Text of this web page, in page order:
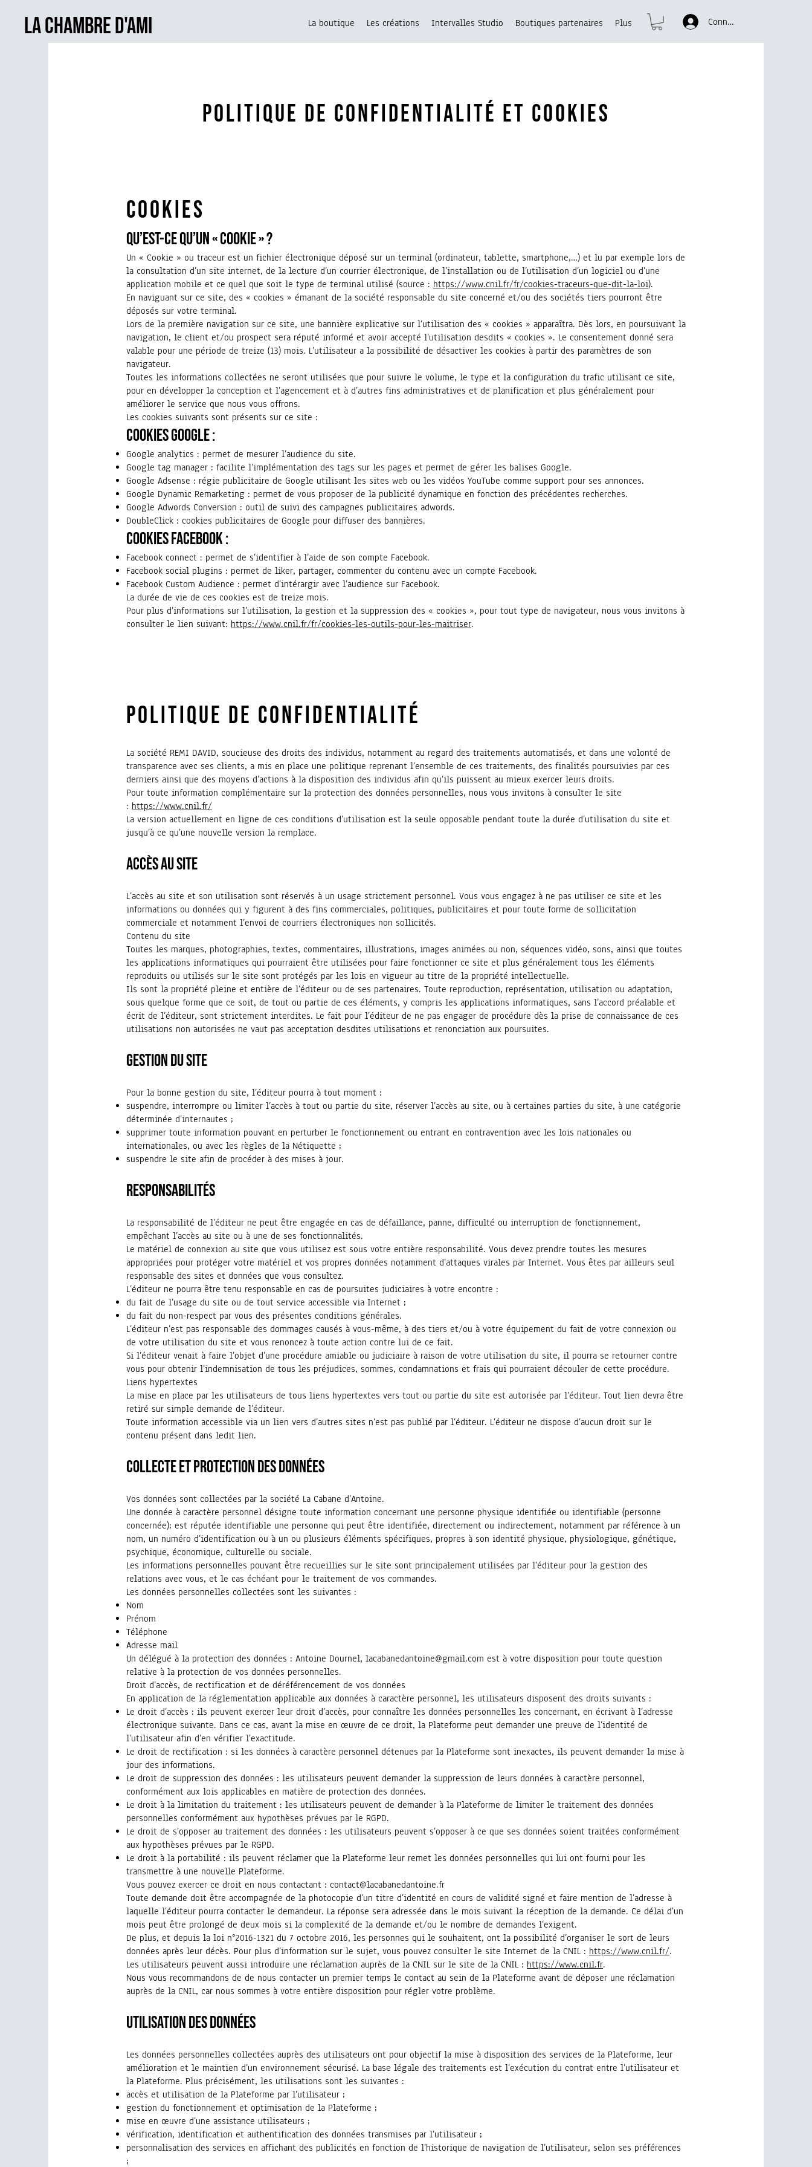
LA CHAMBRE D'AMI La boutique Les créations Intervalles Studio Boutiques partenaires Plus Connexion
POLITIQUE DE CONFIDENTIALITÉ et cookies
cookies
Qu’est-ce qu’un « cookie » ?
Un « Cookie » ou traceur est un fichier électronique déposé sur un terminal (ordinateur, tablette, smartphone,…) et lu par exemple lors de
la consultation d’un site internet, de la lecture d’un courrier électronique, de l’installation ou de l’utilisation d’un logiciel ou d’une
application mobile et ce quel que soit le type de terminal utilisé (source : https://www.cnil.fr/fr/cookies-traceurs-que-dit-la-loi).
En naviguant sur ce site, des « cookies » émanant de la société responsable du site concerné et/ou des sociétés tiers pourront être
déposés sur votre terminal.
Lors de la première navigation sur ce site, une bannière explicative sur l’utilisation des « cookies » apparaîtra. Dès lors, en poursuivant la
navigation, le client et/ou prospect sera réputé informé et avoir accepté l’utilisation desdits « cookies ». Le consentement donné sera
valable pour une période de treize (13) mois. L’utilisateur a la possibilité de désactiver les cookies à partir des paramètres de son
navigateur.
Toutes les informations collectées ne seront utilisées que pour suivre le volume, le type et la configuration du trafic utilisant ce site,
pour en développer la conception et l’agencement et à d’autres fins administratives et de planification et plus généralement pour
améliorer le service que nous vous offrons.
Les cookies suivants sont présents sur ce site :
Cookies Google :
Google analytics : permet de mesurer l’audience du site.
Google tag manager : facilite l’implémentation des tags sur les pages et permet de gérer les balises Google.
Google Adsense : régie publicitaire de Google utilisant les sites web ou les vidéos YouTube comme support pour ses annonces.
Google Dynamic Remarketing : permet de vous proposer de la publicité dynamique en fonction des précédentes recherches.
Google Adwords Conversion : outil de suivi des campagnes publicitaires adwords.
DoubleClick : cookies publicitaires de Google pour diffuser des bannières.
Cookies Facebook :
Facebook connect : permet de s’identifier à l’aide de son compte Facebook.
Facebook social plugins : permet de liker, partager, commenter du contenu avec un compte Facebook.
Facebook Custom Audience : permet d’intérargir avec l’audience sur Facebook.
La durée de vie de ces cookies est de treize mois.
Pour plus d’informations sur l’utilisation, la gestion et la suppression des « cookies », pour tout type de navigateur, nous vous invitons à
consulter le lien suivant: https://www.cnil.fr/fr/cookies-les-outils-pour-les-maitriser.
POLITIQUE DE CONFIDENTIALITÉ
La société REMI DAVID, soucieuse des droits des individus, notamment au regard des traitements automatisés, et dans une volonté de
transparence avec ses clients, a mis en place une politique reprenant l’ensemble de ces traitements, des finalités poursuivies par ces
derniers ainsi que des moyens d’actions à la disposition des individus afin qu’ils puissent au mieux exercer leurs droits.
Pour toute information complémentaire sur la protection des données personnelles, nous vous invitons à consulter le site
: https://www.cnil.fr/
La version actuellement en ligne de ces conditions d’utilisation est la seule opposable pendant toute la durée d’utilisation du site et
jusqu’à ce qu’une nouvelle version la remplace.
Accès au site
L’accès au site et son utilisation sont réservés à un usage strictement personnel. Vous vous engagez à ne pas utiliser ce site et les
informations ou données qui y figurent à des fins commerciales, politiques, publicitaires et pour toute forme de sollicitation
commerciale et notamment l’envoi de courriers électroniques non sollicités.
Contenu du site
Toutes les marques, photographies, textes, commentaires, illustrations, images animées ou non, séquences vidéo, sons, ainsi que toutes
les applications informatiques qui pourraient être utilisées pour faire fonctionner ce site et plus généralement tous les éléments
reproduits ou utilisés sur le site sont protégés par les lois en vigueur au titre de la propriété intellectuelle.
Ils sont la propriété pleine et entière de l’éditeur ou de ses partenaires. Toute reproduction, représentation, utilisation ou adaptation,
sous quelque forme que ce soit, de tout ou partie de ces éléments, y compris les applications informatiques, sans l’accord préalable et
écrit de l’éditeur, sont strictement interdites. Le fait pour l’éditeur de ne pas engager de procédure dès la prise de connaissance de ces
utilisations non autorisées ne vaut pas acceptation desdites utilisations et renonciation aux poursuites.
Gestion du site
Pour la bonne gestion du site, l’éditeur pourra à tout moment :
suspendre, interrompre ou limiter l’accès à tout ou partie du site, réserver l’accès au site, ou à certaines parties du site, à une catégorie
déterminée d’internautes ;
supprimer toute information pouvant en perturber le fonctionnement ou entrant en contravention avec les lois nationales ou
internationales, ou avec les règles de la Nétiquette ;
suspendre le site afin de procéder à des mises à jour.
Responsabilités
La responsabilité de l’éditeur ne peut être engagée en cas de défaillance, panne, difficulté ou interruption de fonctionnement,
empêchant l’accès au site ou à une de ses fonctionnalités.
Le matériel de connexion au site que vous utilisez est sous votre entière responsabilité. Vous devez prendre toutes les mesures
appropriées pour protéger votre matériel et vos propres données notamment d’attaques virales par Internet. Vous êtes par ailleurs seul
responsable des sites et données que vous consultez.
L’éditeur ne pourra être tenu responsable en cas de poursuites judiciaires à votre encontre :
du fait de l’usage du site ou de tout service accessible via Internet ;
du fait du non-respect par vous des présentes conditions générales.
L’éditeur n’est pas responsable des dommages causés à vous-même, à des tiers et/ou à votre équipement du fait de votre connexion ou
de votre utilisation du site et vous renoncez à toute action contre lui de ce fait.
Si l’éditeur venait à faire l’objet d’une procédure amiable ou judiciaire à raison de votre utilisation du site, il pourra se retourner contre
vous pour obtenir l’indemnisation de tous les préjudices, sommes, condamnations et frais qui pourraient découler de cette procédure.
Liens hypertextes
La mise en place par les utilisateurs de tous liens hypertextes vers tout ou partie du site est autorisée par l’éditeur. Tout lien devra être
retiré sur simple demande de l’éditeur.
Toute information accessible via un lien vers d’autres sites n’est pas publié par l’éditeur. L’éditeur ne dispose d’aucun droit sur le
contenu présent dans ledit lien.
Collecte et protection des données
Vos données sont collectées par la société La Cabane d’Antoine.
Une donnée à caractère personnel désigne toute information concernant une personne physique identifiée ou identifiable (personne
concernée); est réputée identifiable une personne qui peut être identifiée, directement ou indirectement, notamment par référence à un
nom, un numéro d’identification ou à un ou plusieurs éléments spécifiques, propres à son identité physique, physiologique, génétique,
psychique, économique, culturelle ou sociale.
Les informations personnelles pouvant être recueillies sur le site sont principalement utilisées par l’éditeur pour la gestion des
relations avec vous, et le cas échéant pour le traitement de vos commandes.
Les données personnelles collectées sont les suivantes :
Nom
Prénom
Téléphone
Adresse mail
Un délégué à la protection des données : Antoine Dournel, lacabanedantoine@gmail.com est à votre disposition pour toute question
relative à la protection de vos données personnelles.
Droit d’accès, de rectification et de déréférencement de vos données
En application de la réglementation applicable aux données à caractère personnel, les utilisateurs disposent des droits suivants :
Le droit d’accès : ils peuvent exercer leur droit d’accès, pour connaître les données personnelles les concernant, en écrivant à l’adresse
électronique suivante. Dans ce cas, avant la mise en œuvre de ce droit, la Plateforme peut demander une preuve de l’identité de
l’utilisateur afin d’en vérifier l’exactitude.
Le droit de rectification : si les données à caractère personnel détenues par la Plateforme sont inexactes, ils peuvent demander la mise à
jour des informations.
Le droit de suppression des données : les utilisateurs peuvent demander la suppression de leurs données à caractère personnel,
conformément aux lois applicables en matière de protection des données.
Le droit à la limitation du traitement : les utilisateurs peuvent de demander à la Plateforme de limiter le traitement des données
personnelles conformément aux hypothèses prévues par le RGPD.
Le droit de s’opposer au traitement des données : les utilisateurs peuvent s’opposer à ce que ses données soient traitées conformément
aux hypothèses prévues par le RGPD.
Le droit à la portabilité : ils peuvent réclamer que la Plateforme leur remet les données personnelles qui lui ont fourni pour les
transmettre à une nouvelle Plateforme.
Vous pouvez exercer ce droit en nous contactant : contact@lacabanedantoine.fr
Toute demande doit être accompagnée de la photocopie d’un titre d’identité en cours de validité signé et faire mention de l’adresse à
laquelle l’éditeur pourra contacter le demandeur. La réponse sera adressée dans le mois suivant la réception de la demande. Ce délai d’un
mois peut être prolongé de deux mois si la complexité de la demande et/ou le nombre de demandes l’exigent.
De plus, et depuis la loi n°2016-1321 du 7 octobre 2016, les personnes qui le souhaitent, ont la possibilité d’organiser le sort de leurs
données après leur décès. Pour plus d’information sur le sujet, vous pouvez consulter le site Internet de la CNIL : https://www.cnil.fr/.
Les utilisateurs peuvent aussi introduire une réclamation auprès de la CNIL sur le site de la CNIL : https://www.cnil.fr.
Nous vous recommandons de de nous contacter un premier temps le contact au sein de la Plateforme avant de déposer une réclamation
auprès de la CNIL, car nous sommes à votre entière disposition pour régler votre problème.
Utilisation des données
Les données personnelles collectées auprès des utilisateurs ont pour objectif la mise à disposition des services de la Plateforme, leur
amélioration et le maintien d’un environnement sécurisé. La base légale des traitements est l’exécution du contrat entre l’utilisateur et
la Plateforme. Plus précisément, les utilisations sont les suivantes :
accès et utilisation de la Plateforme par l’utilisateur ;
gestion du fonctionnement et optimisation de la Plateforme ;
mise en œuvre d’une assistance utilisateurs ;
vérification, identification et authentification des données transmises par l’utilisateur ;
personnalisation des services en affichant des publicités en fonction de l’historique de navigation de l’utilisateur, selon ses préférences
;